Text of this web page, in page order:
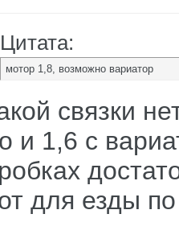
Цитата:
мотор 1,8, возможно вариатор
связки
и 1,6 с
для езды